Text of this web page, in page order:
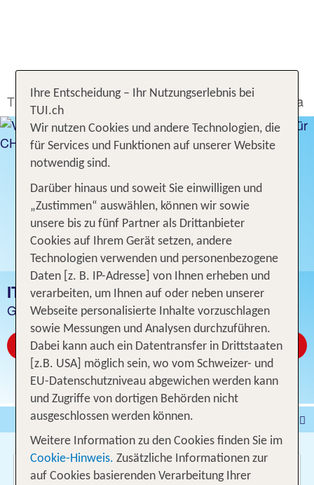
TUI.ch Ferien buchen Hotel Italien Obere Adria
ITALIEN - OBERE ADRIA
Günstige Hotelangebote
Jetzt ab CHF 25
Pauschalferien
Städtereisen
% DEALS
Ferienhaus
Kreuzfahrten
Fahrzeuge Ausflüge
Wo soll es hin gehen?
Ihre Entscheidung – Ihr Nutzungserlebnis bei
TUI.ch
Wir nutzen Cookies und andere Technologien, die
für Services und Funktionen auf unserer Website
notwendig sind.
Darüber hinaus und soweit Sie einwilligen und
„Zustimmen“ auswählen, können wir sowie
unsere bis zu fünf Partner als Drittanbieter
Cookies auf Ihrem Gerät setzen, andere
Technologien verwenden und personenbezogene
Daten [z. B. IP-Adresse] von Ihnen erheben und
verarbeiten, um Ihnen auf oder neben unserer
Webseite personalisierte Inhalte vorzuschlagen
sowie Messungen und Analysen durchzuführen.
Dabei kann auch ein Datentransfer in Drittstaaten
[z.B. USA] möglich sein, wo vom Schweizer- und
EU-Datenschutzniveau abgewichen werden kann
und Zugriffe von dortigen Behörden nicht
ausgeschlossen werden können.
Weitere Information zu den Cookies finden Sie im
Cookie-Hinweis. Zusätzliche Informationen zur
auf Cookies basierenden Verarbeitung Ihrer